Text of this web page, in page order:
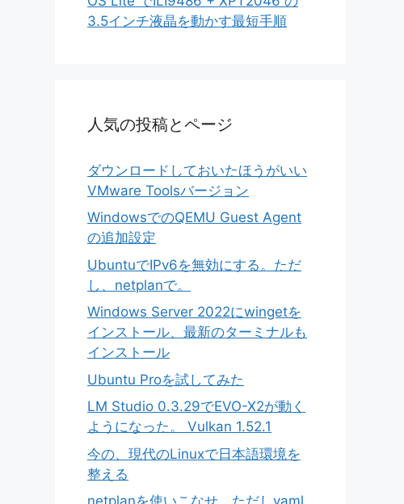
3.5インチ液晶を動かす最短手順
人気の投稿とページ
ダウンロードしておいたほうがいい
VMware Toolsバージョン
WindowsでのQEMU Guest Agent
の追加設定
UbuntuでIPv6を無効にする。ただ
し、netplanで。
Windows Server 2022にwingetを
インストール、最新のターミナルも
インストール
Ubuntu Proを試してみた
LM Studio 0.3.29でEVO-X2が動く
ようになった。 Vulkan 1.52.1
今の、現代のLinuxで日本語環境を
整える
netplanを使いこなせ。ただしyaml